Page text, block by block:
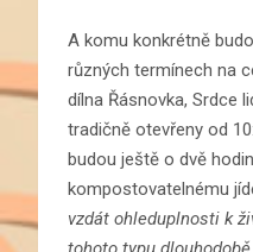
A komu konkrétně
různých termínech na
dílna Řásnovka, Srdce
tradičně otevřeny od
budou ještě o dvě
kompostovatelnému
vzdát ohleduplnosti k